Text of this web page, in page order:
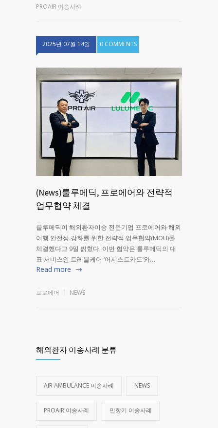
PROAIR 이송사례
2025년 07월 14일 0 COMMENTS
(News)룰루메딕, 프로에어와 전략적
업무협약 체결
룰루메딕이 해외환자이송 전문기업 프로에어와 해외
여행 안전성 강화를 위한 전략적 업무협약(MOU)을
체결했다고 9일 밝혔다. 이번 협약은 룰루메딕의 대
표 서비스인 트레블케어 ‘어시스트카드’와…
Read more
프로에어 NEWS
해외환자 이송사례 분류
AIR AMBULANCE 이송사례 NEWS
PROAIR 이송사례 민항기 이송사례